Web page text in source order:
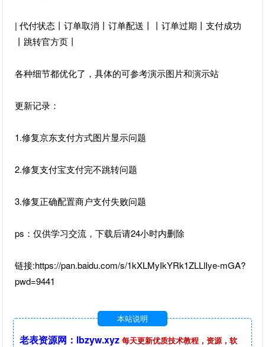
| 代付状态丨订单取消丨订单配送丨丨订单过期丨支付成功
丨跳转官方页丨
各种细节都优化了，具体的可参考演示图片和演示站
更新记录：
1.修复京东支付方式图片显示问题
2.修复支付宝支付完不跳转问题
3.修复正确配置商户支付失败问题
ps：仅供学习交流，下载后请24小时内删除
链接:https://pan.baidu.com/s/1kXLMyIkYRk1ZLLlIye-mGA?
pwd=9441
本站说明
老表资源网：lbzyw.xyz 每天更新优质技术教程，资源，软